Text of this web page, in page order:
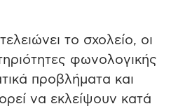
το σχολείο, οι
φωνολογικής
προβλήματα και
να εκλείψουν κατά